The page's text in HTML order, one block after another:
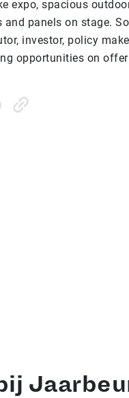
expo, spacious
panels on stage. So
investor, policy
opportunities on